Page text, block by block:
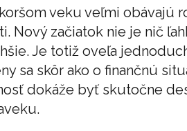
veku veľmi obávajú
Nový začiatok nie je nič
Je totiž oveľa
sa skôr ako o finančnú
dokáže byť skutočne